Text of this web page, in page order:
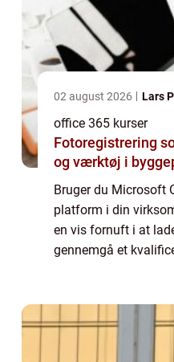
02 august 2026 Lars
office 365 kurser
Fotoregistrering
og værktøj i
Bruger du Microsoft
platform i din
en vis fornuft i at
gennemgå et